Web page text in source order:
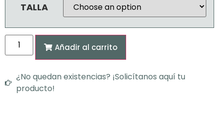
TALLA
Añadir al carrito
¿No quedan existencias? ¡Solicítanos aquí tu
producto!